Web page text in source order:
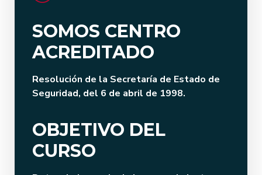
SOMOS CENTRO
ACREDITADO
Resolución de la Secretaría de Estado de
Seguridad, del 6 de abril de 1998.
OBJETIVO DEL
CURSO